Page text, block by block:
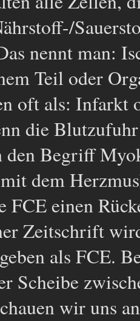
nennt man:
Teil oder
oft als: Infarkt
die
den Begriff
dem
FCE einen
Zeitschrift
als FCE.
Scheibe
wir uns